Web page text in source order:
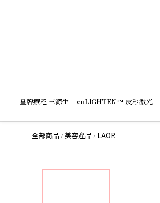
皇牌療程 三源生 enLIGHTEN™️ 皮秒激光
全部商品 /美容產品 / LAOR